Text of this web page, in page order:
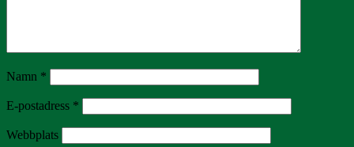
Namn *
E-postadress *
Webbplats